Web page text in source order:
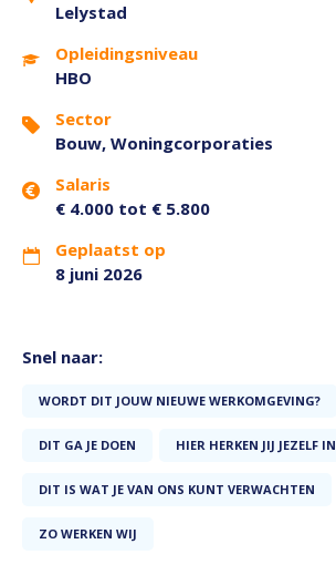
Lelystad
Opleidingsniveau
HBO
Sector
Bouw, Woningcorporaties
Salaris
€ 4.000 tot € 5.800
Geplaatst op
8 juni 2026
Snel naar:
WORDT DIT JOUW NIEUWE WERKOMGEVING?
DIT GA JE DOEN HIER HERKEN JIJ JEZELF IN
DIT IS WAT JE VAN ONS KUNT VERWACHTEN
ZO WERKEN WIJ